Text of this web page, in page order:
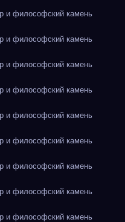
и философский камень
и философский камень
и философский камень
и философский камень
и философский камень
и философский камень
и философский камень
и философский камень
и философский камень